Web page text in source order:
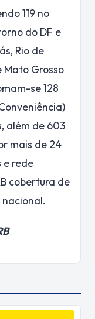
119 no
do DF e
Rio de
Mato Grosso
se 128
além de 603
mais de 24
e rede
cobertura de